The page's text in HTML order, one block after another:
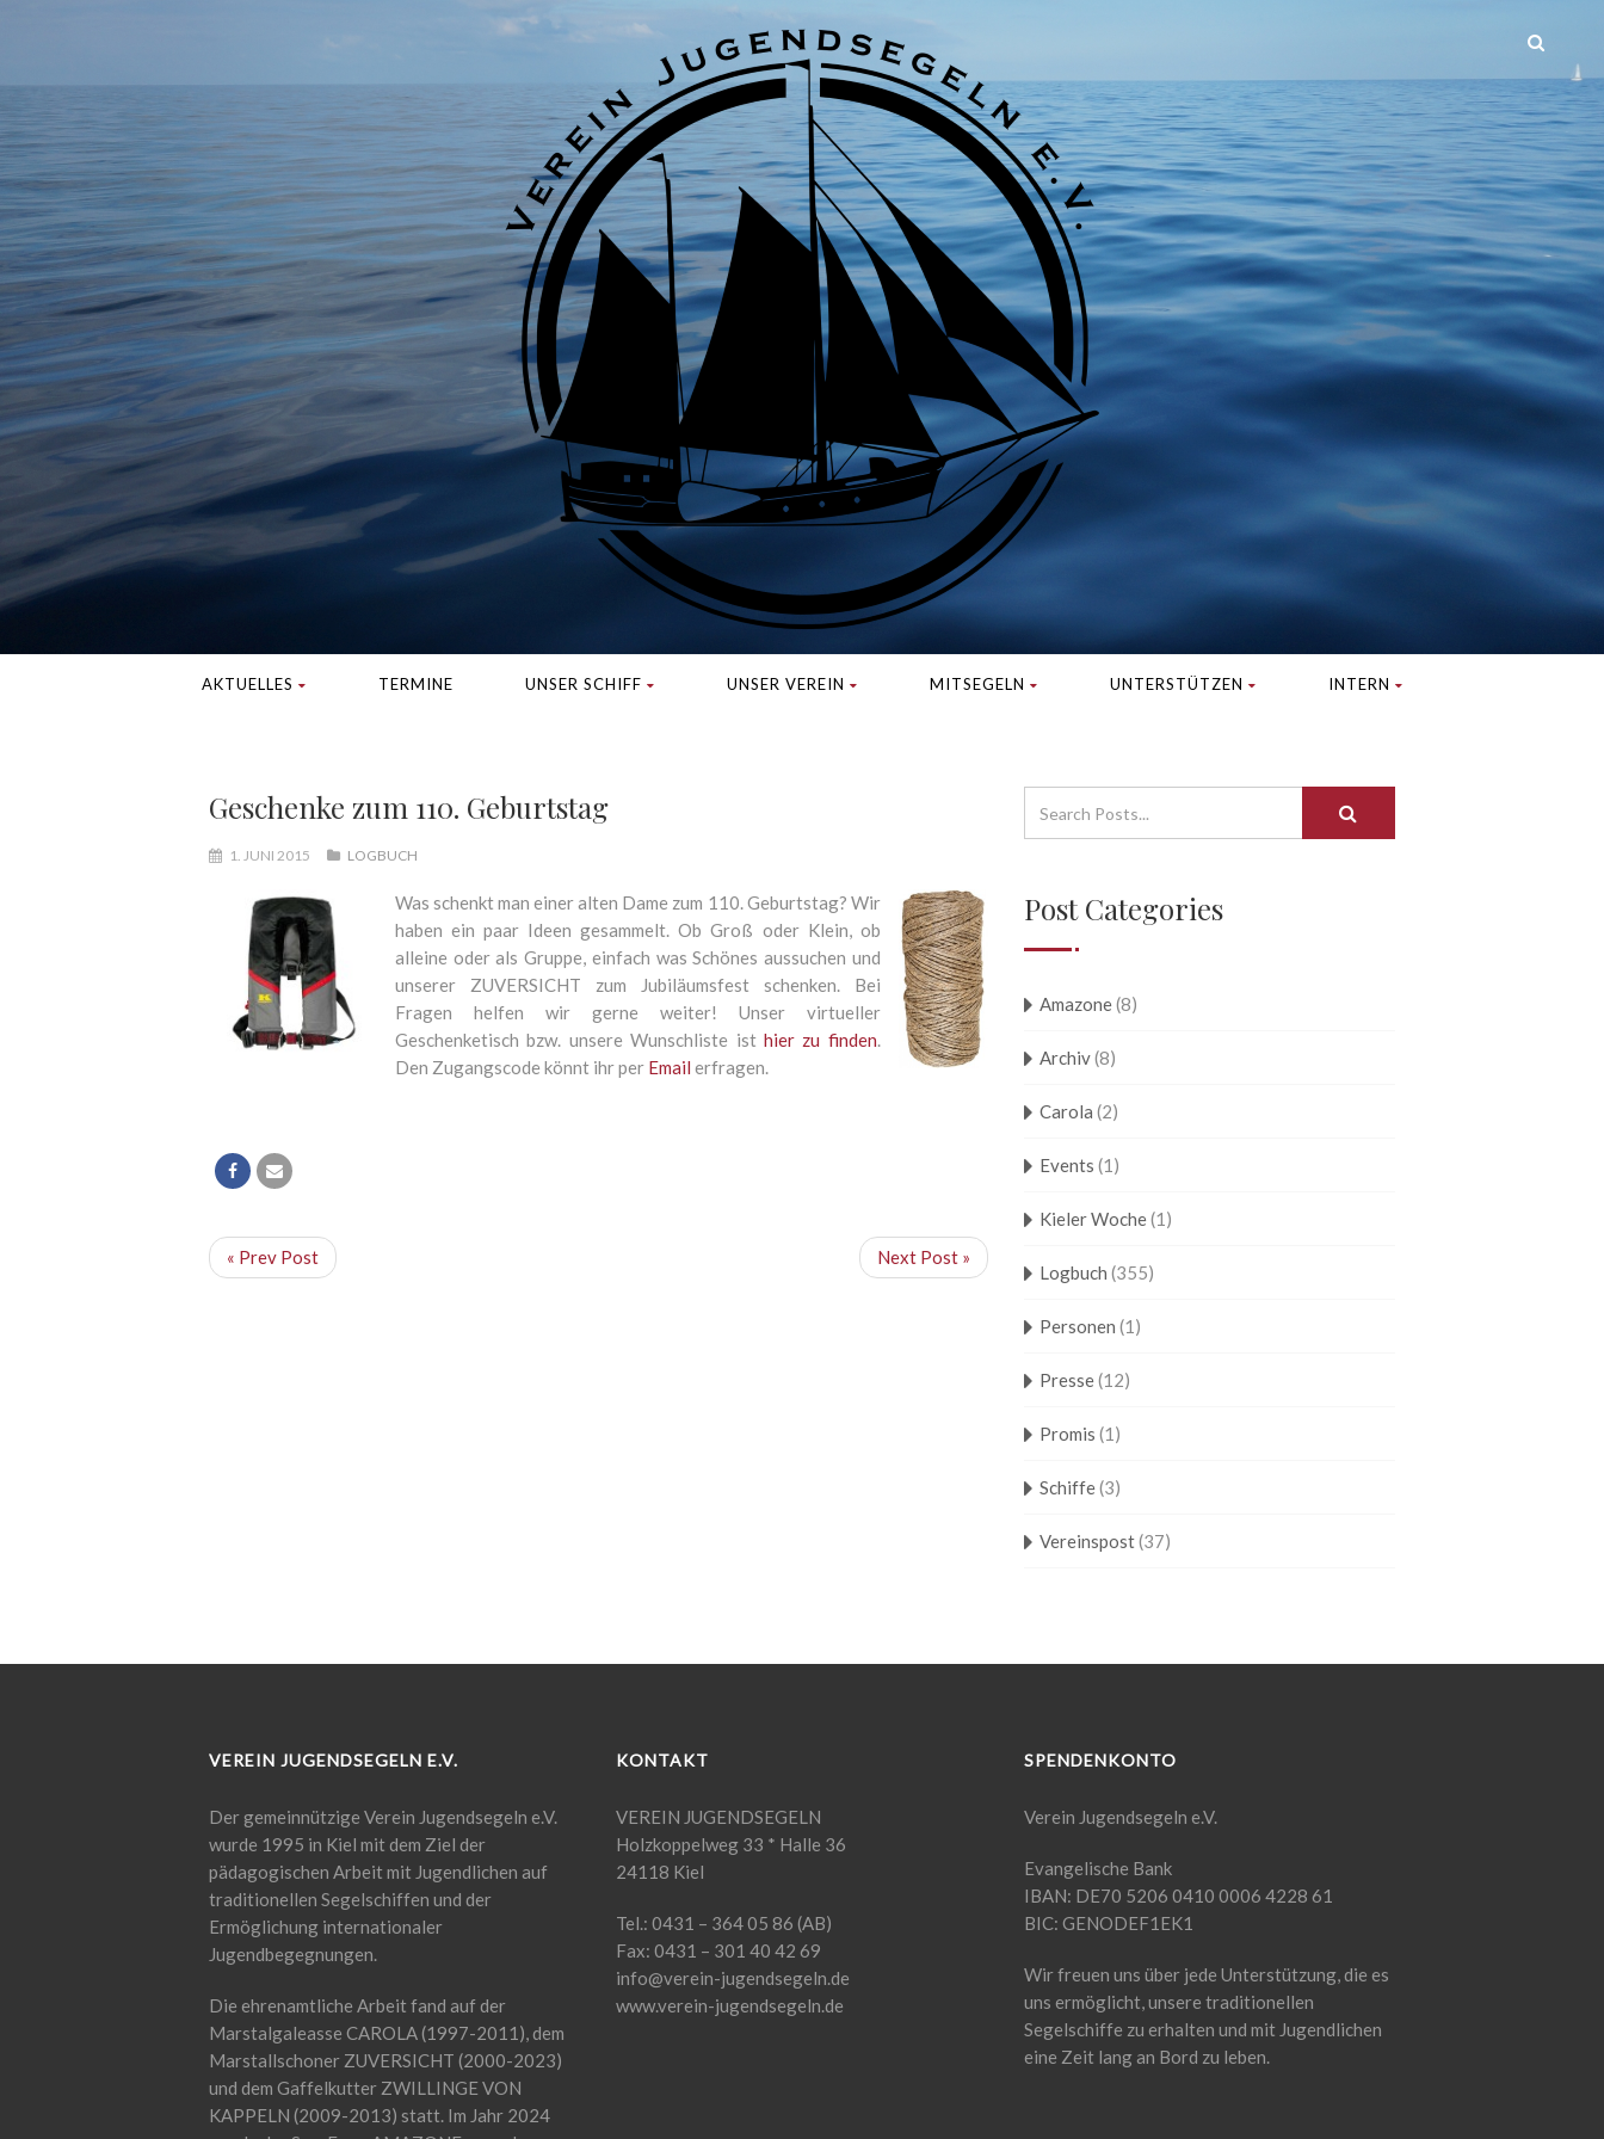
AKTUELLES TERMINE UNSER SCHIFF UNSER VEREIN MITSEGELN UNTERSTÜTZEN INTERN
Geschenke zum 110. Geburtstag
1. JUNI 2015 LOGBUCH
Was schenkt man einer alten Dame zum 110. Geburtstag? Wir
haben ein paar Ideen gesammelt. Ob Groß oder Klein, ob
alleine oder als Gruppe, einfach was Schönes aussuchen und
unserer ZUVERSICHT zum Jubiläumsfest schenken. Bei
Fragen helfen wir gerne weiter! Unser virtueller
Geschenketisch bzw. unsere Wunschliste ist hier zu finden.
Den Zugangscode könnt ihr per Email erfragen.
« Prev Post Next Post »
Post Categories
Amazone(8)
Archiv(8)
Carola (2)
Events (1)
Kieler Woche(1)
Logbuch (355)
Personen (1)
Presse(12)
Promis (1)
Schiffe(3)
Vereinspost(37)
VEREIN JUGENDSEGELN E.V.
Der gemeinnützige Verein Jugendsegeln e.V.
wurde 1995 in Kiel mit dem Ziel der
pädagogischen Arbeit mit Jugendlichen auf
traditionellen Segelschiffen und der
Ermöglichung internationaler
Jugendbegegnungen.
Die ehrenamtliche Arbeit fand auf der
Marstalgaleasse CAROLA (1997-2011), dem
Marstallschoner ZUVERSICHT (2000-2023)
und dem Gaffelkutter ZWILLINGE VON
KAPPELN (2009-2013) statt. Im Jahr 2024
KONTAKT
VEREIN JUGENDSEGELN
Holzkoppelweg 33 * Halle 36
24118 Kiel
Tel.: 0431 – 364 05 86 (AB)
Fax: 0431 – 301 40 42 69
info@verein-jugendsegeln.de
www.verein-jugendsegeln.de
SPENDENKONTO
Verein Jugendsegeln e.V.
Evangelische Bank
IBAN: DE70 5206 0410 0006 4228 61
BIC: GENODEF1EK1
Wir freuen uns über jede Unterstützung, die es
uns ermöglicht, unsere traditionellen
Segelschiffe zu erhalten und mit Jugendlichen
eine Zeit lang an Bord zu leben.